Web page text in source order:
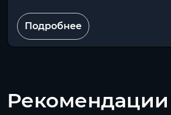
Подробнее
Рекомендации